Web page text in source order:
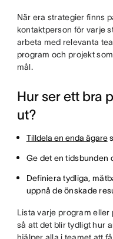
När era strategier finns
kontaktperson för varje
arbeta med relevanta
program och projekt
mål.
Hur ser ett bra
ut?
Tilldela en enda ägare
Ge det en tidsbunden
Definiera tydliga,
uppnå de önskade
Lista varje program
så att det blir tydligt hur